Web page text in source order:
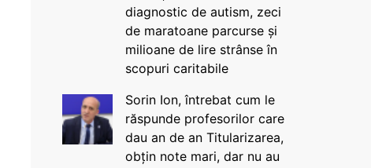
diagnostic de autism, zeci
de maratoane parcurse și
milioane de lire strânse în
scopuri caritabile
Sorin Ion, întrebat cum le
răspunde profesorilor care
dau an de an Titularizarea,
obțin note mari, dar nu au